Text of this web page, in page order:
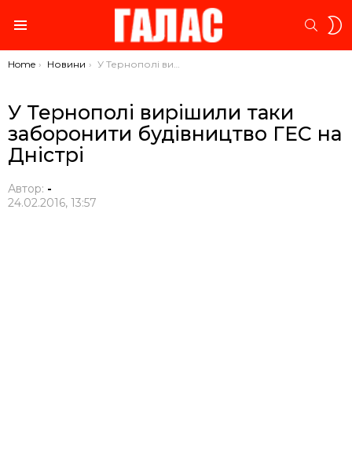
You are here:
Home Новини У Тернополі вирішили таки заборонити будівництво ГЕС на Дністрі
У Тернополі вирішили таки
заборонити будівництво ГЕС на
Дністрі
Автор: -
24.02.2016, 13:57